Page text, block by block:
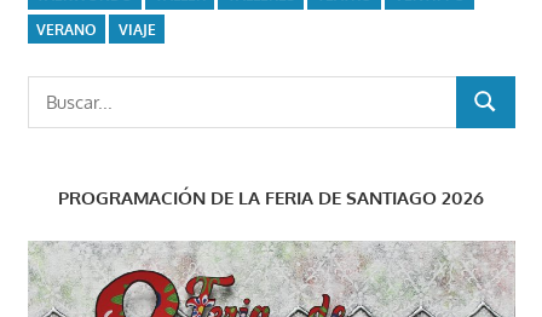
VERANO
VIAJE
BUSCAR
PROGRAMACIÓN DE LA FERIA DE SANTIAGO 2026